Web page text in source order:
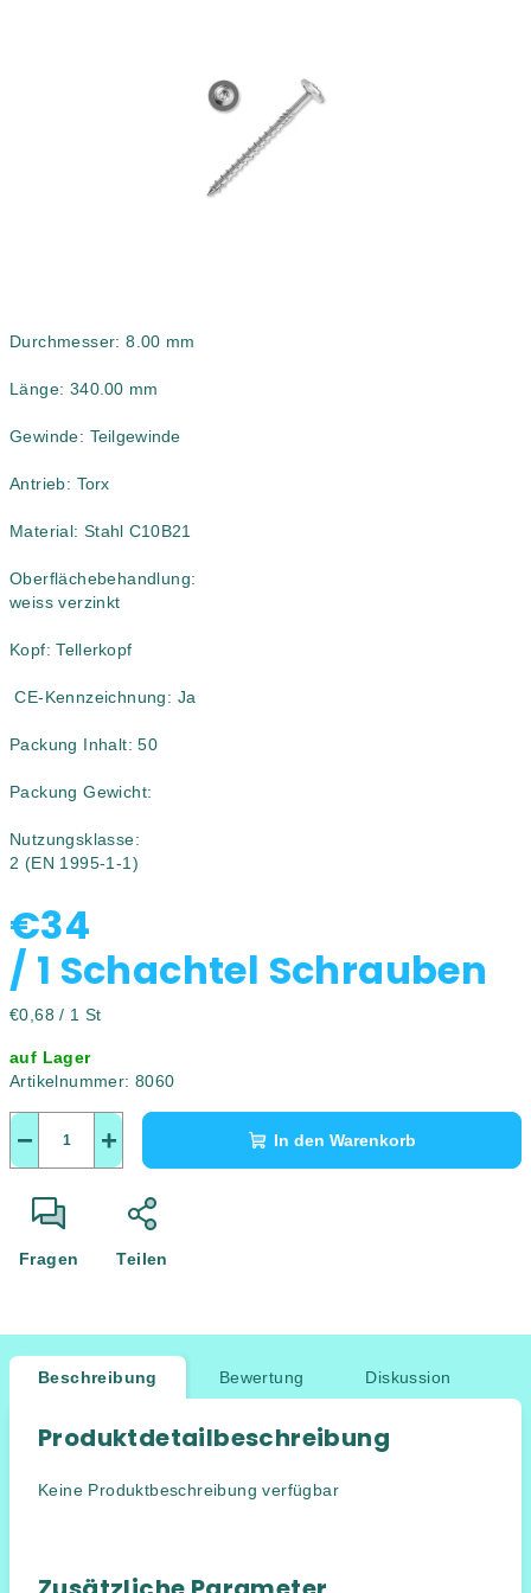
Durchmesser: 8 .00 mm
Länge: 340.00 mm
Gewinde: Teilgewinde
Antrieb: Torx
Material: Stahl C10B21
Oberflächebehandlung:
weiss verzinkt
Kopf:Tellerkopf
CE-Kennzeichnung: Ja
Packung Inhalt: 50
Packung Gewicht:
Nutzungsklasse:
2 (EN 1995-1-1)
€34
/ 1 Schachtel Schrauben
Verkaufspreis:
€0,68 / 1 St
auf Lager
Artikelnummer: 8060
+
− In den Warenkorb
Fragen Teilen
Beschreibung Bewertung Diskussion
Produktdetailbeschreibung
Keine Produktbeschreibung verfügbar